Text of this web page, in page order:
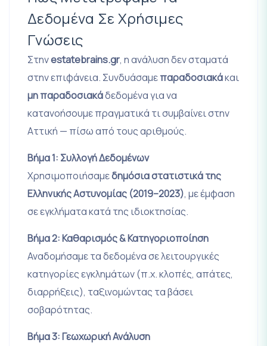
Δεδομένα Σε Χρήσιμες
Γνώσεις
Στηνestatebrains.gr, η ανάλυση δεν σταματά
στην επιφάνεια. Συνδυάσαμεπαραδοσιακάκαι
μη παραδοσιακάδεδομένα για να
κατανοήσουμε πραγματικά τι συμβαίνει στην
Αττική — πίσω από τους αριθμούς.
Βήμα 1: Συλλογή Δεδομένων
Χρησιμοποιήσαμεδημόσια στατιστικά της
Ελληνικής Αστυνομίας (2019–2023), με έμφαση
σε εγκλήματα κατά της ιδιοκτησίας.
Βήμα 2: Καθαρισμός & Κατηγοριοποίηση
Αναδομήσαμε τα δεδομένα σε λειτουργικές
κατηγορίες εγκλημάτων (π.χ. κλοπές, απάτες,
διαρρήξεις), ταξινομώντας τα βάσει
σοβαρότητας.
Βήμα 3: Γεωχωρική Ανάλυση